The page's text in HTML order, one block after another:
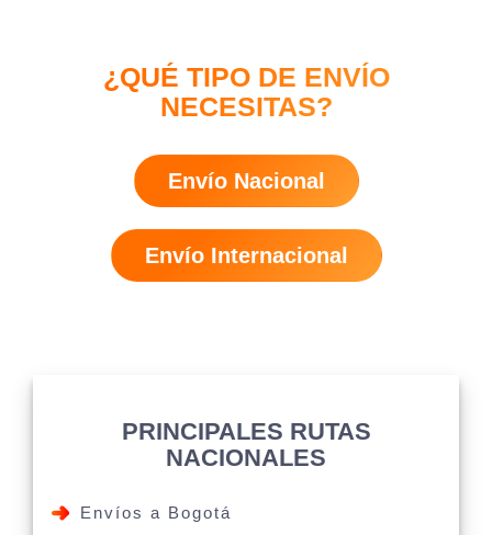
¿QUÉ TIPO DE ENVÍO
NECESITAS?
Envío Nacional
Envío Internacional
PRINCIPALES RUTAS
NACIONALES
Envíos a Bogotá